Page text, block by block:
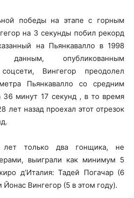
победы на этапе с горным
на 3 секунды побил рекорд
на Пьянкавалло в 1998
данным, опубликованным
Вингегор преодолел
Пьянкавалло со средним
36 минут 17 секунд , в то время
лет назад проехал этот отрезок
только два гонщика, не
выиграли как минимум 5
д’Италия: Тадей Погачар (6
Йонас Вингегор (5 в этом году).